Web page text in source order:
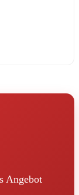
Angebot